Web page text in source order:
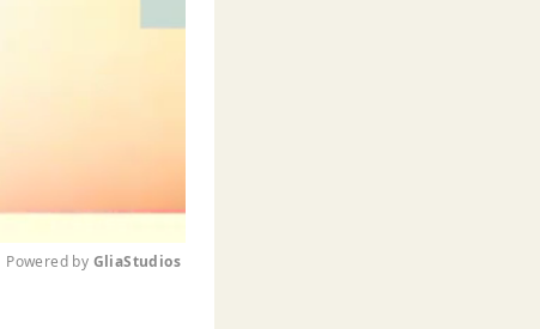
Powered by GliaStudios